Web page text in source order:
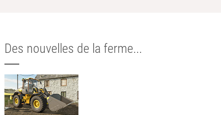
Des nouvelles de la ferme...